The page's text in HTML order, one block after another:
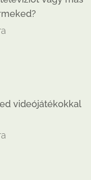
videójátékokkal